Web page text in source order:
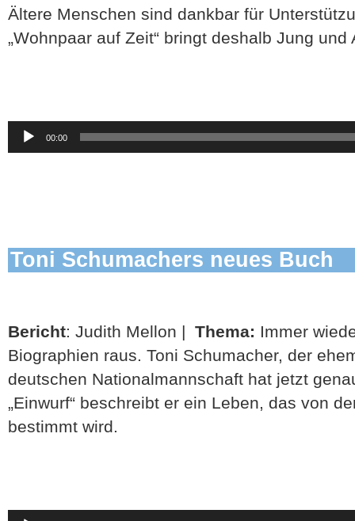
Ältere Menschen sind dankbar für
„Wohnpaar auf Zeit“ bringt deshalb Jung und
Audio-
Player
00:00
Toni Schumachers neues Buch
Bericht: Judith Mellon | Thema: Immer
Biographien raus. Toni Schumacher, der
deutschen Nationalmannschaft hat jetzt
„Einwurf“ beschreibt er ein Leben, das von
bestimmt wird.
Audio-